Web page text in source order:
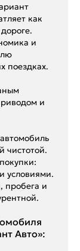
как
и
поездках.
и
чистотой.
условиями.
пробега и
Авто»: